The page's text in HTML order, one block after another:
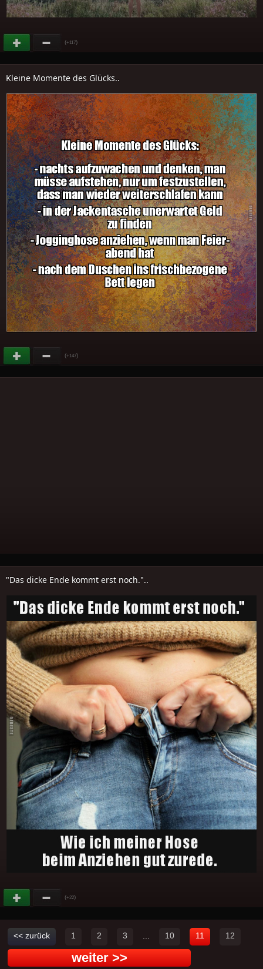
(+117)
Kleine Momente des Glücks..
(+147)
"Das dicke Ende kommt erst noch."..
(+22)
<< zurück 1 2 3 10 11 12
weiter >>